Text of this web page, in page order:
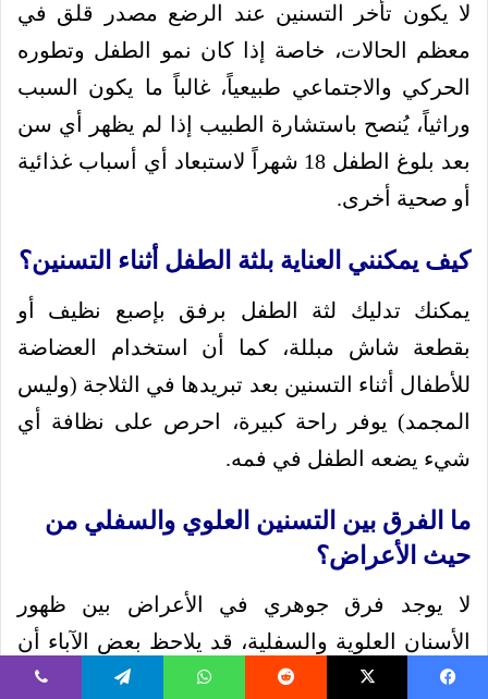
لا يكون تأخر التسنين عند الرضع مصدر قلق في
معظم الحالات، خاصة إذا كان نمو الطفل وتطوره
الحركي والاجتماعي طبيعياً، غالباً ما يكون السبب
وراثياً، يُنصح باستشارة الطبيب إذا لم يظهر أي سن
بعد بلوغ الطفل 18 شهراً لاستبعاد أي أسباب غذائية
أو صحية أخرى.
كيف يمكنني العناية بلثة الطفل أثناء التسنين؟
يمكنك تدليك لثة الطفل برفق بإصبع نظيف أو
بقطعة شاش مبللة، كما أن استخدام العضاضة
للأطفال أثناء التسنين بعد تبريدها في الثلاجة (وليس
المجمد) يوفر راحة كبيرة، احرص على نظافة أي
شيء يضعه الطفل في فمه.
ما الفرق بين التسنين العلوي والسفلي من
حيث الأعراض؟
لا يوجد فرق جوهري في الأعراض بين ظهور
الأسنان العلوية والسفلية، قد يلاحظ بعض الآباء أن
الفرق بين التسنين العلوي والسفلي يكون في